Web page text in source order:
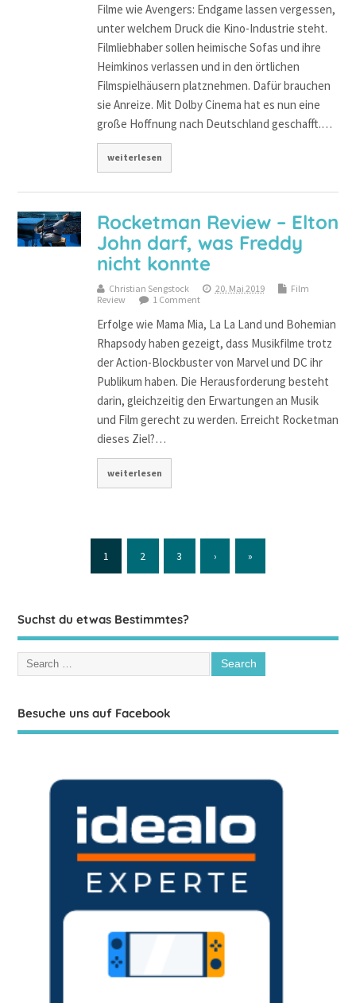
Filme wie Avengers: Endgame lassen vergessen,
unter welchem Druck die Kino-Industrie steht.
Filmliebhaber sollen heimische Sofas und ihre
Heimkinos verlassen und in den örtlichen
Filmspielhäusern platznehmen. Dafür brauchen
sie Anreize. Mit Dolby Cinema hat es nun eine
große Hoffnung nach Deutschland geschafft.…
weiterlesen
Rocketman Review – Elton
John darf, was Freddy
nicht konnte
Christian Sengstock 20. Mai 2019
Film
Review
1 Comment
Erfolge wie Mama Mia, La La Land und Bohemian
Rhapsody haben gezeigt, dass Musikfilme trotz
der Action-Blockbuster von Marvel und DC ihr
Publikum haben. Die Herausforderung besteht
darin, gleichzeitig den Erwartungen an Musik
und Film gerecht zu werden. Erreicht Rocketman
dieses Ziel?…
weiterlesen
1 2 3 › »
Suchst du etwas Bestimmtes?
Besuche uns auf Facebook